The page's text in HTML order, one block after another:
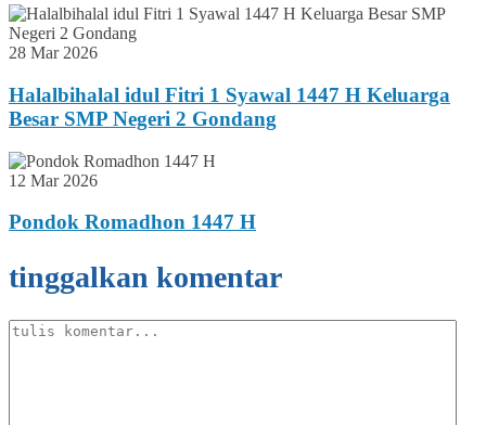
28 Mar 2026
Halalbihalal idul Fitri 1 Syawal 1447 H Keluarga
Besar SMP Negeri 2 Gondang
12 Mar 2026
Pondok Romadhon 1447 H
tinggalkan komentar